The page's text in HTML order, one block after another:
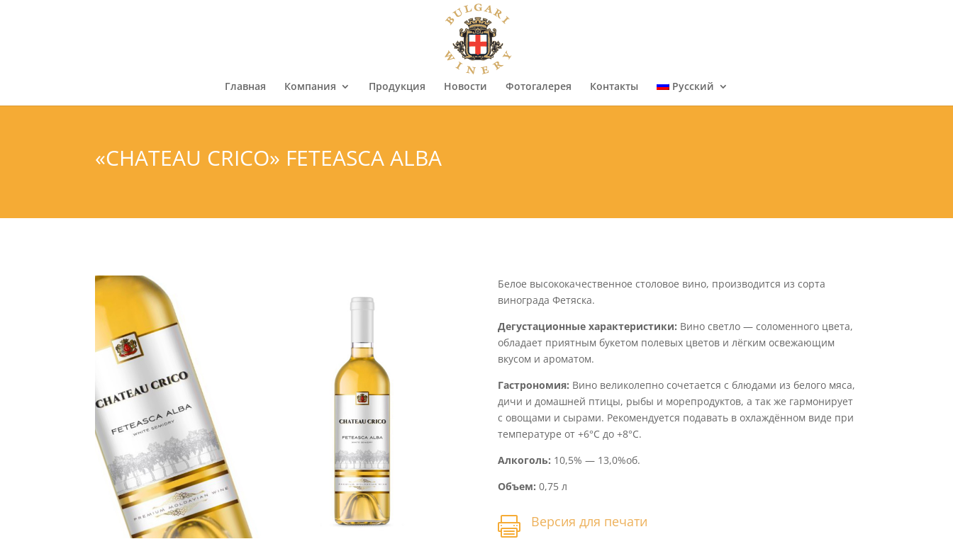
Главная Компания Продукция Новости Фотогалерея Контакты Русский
«CHATEAU CRICO» FETEASCA ALBA
Белое высококачественное столовое вино, производится из сорта
винограда Фетяска.
Дегустационные характеристики: Вино светло — соломенного цвета,
обладает приятным букетом полевых цветов и лёгким освежающим
вкусом и ароматом.
Гастрономия: Вино великолепно сочетается с блюдами из белого мяса,
дичи и домашней птицы, рыбы и морепродуктов, а так же гармонирует
с овощами и сырами. Рекомендуется подавать в охлаждённом виде при
температуре от +6°С до +8°С.
Алкоголь: 10,5% — 13,0%об.
Объем: 0,75 л
 Версия для печати